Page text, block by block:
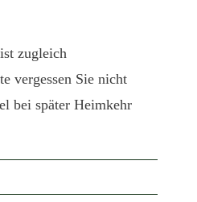
zugleich
vergessen Sie nicht
bei später Heimkehr